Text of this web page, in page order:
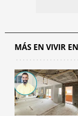
MÁS EN VIVIR